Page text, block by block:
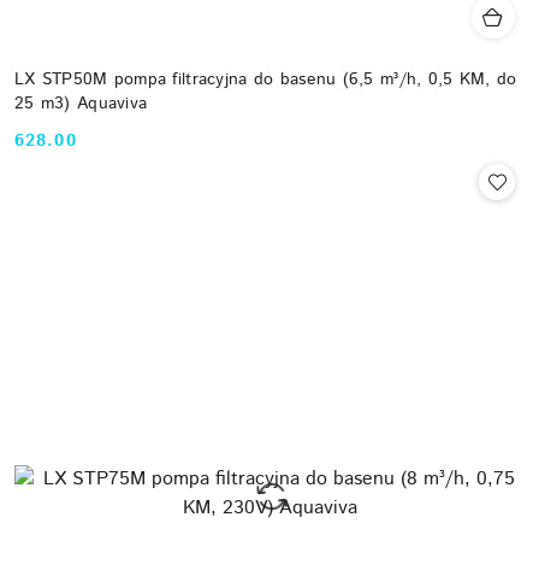
LX STP50M pompa filtracyjna do basenu (6,5 m³/h, 0,5 KM, do
25 m3) Aquaviva
Cena:
628.00